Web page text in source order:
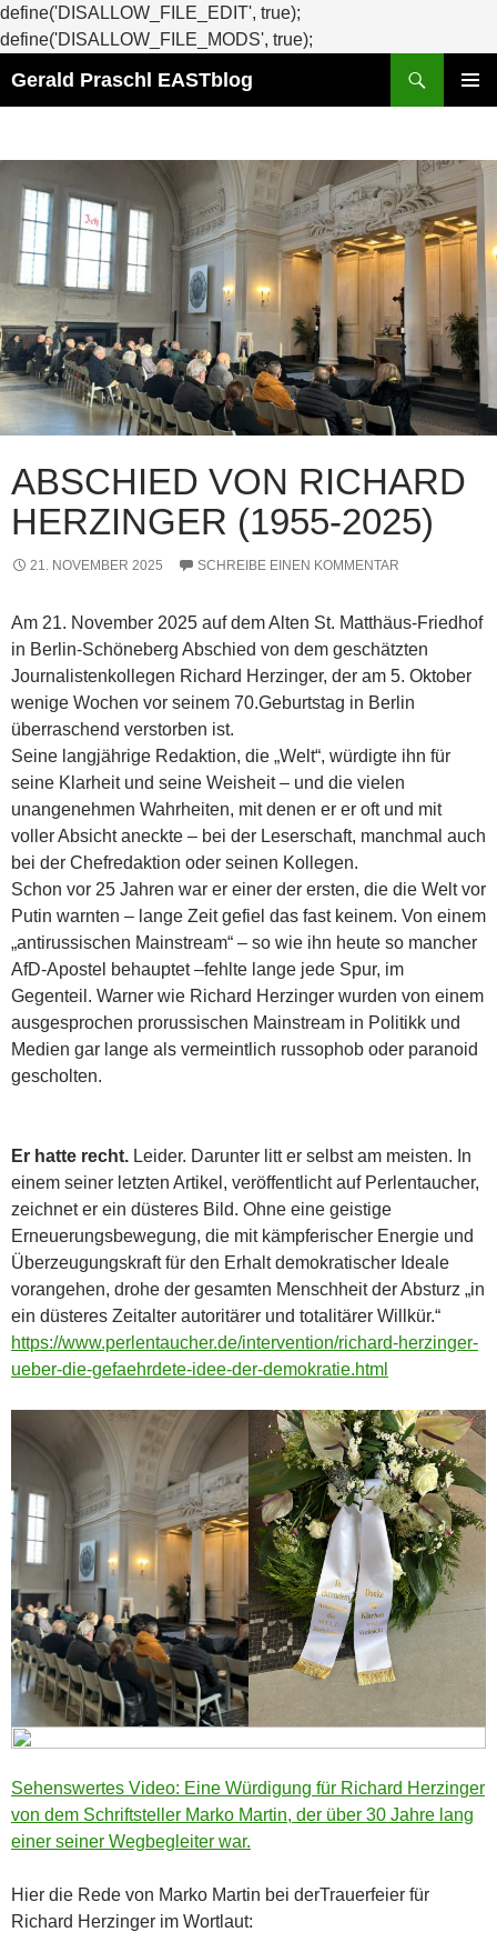
define('DISALLOW_FILE_EDIT', true);
define('DISALLOW_FILE_MODS', true);
Gerald Praschl EASTblog
ABSCHIED VON RICHARD
HERZINGER (1955-2025)
21. NOVEMBER 2025 SCHREIBE EINEN KOMMENTAR
Am 21. November 2025 auf dem Alten St. Matthäus-Friedhof
in Berlin-Schöneberg Abschied von dem geschätzten
Journalistenkollegen Richard Herzinger, der am 5. Oktober
wenige Wochen vor seinem 70.Geburtstag in Berlin
überraschend verstorben ist.
Seine langjährige Redaktion, die „Welt“, würdigte ihn für
seine Klarheit und seine Weisheit – und die vielen
unangenehmen Wahrheiten, mit denen er er oft und mit
voller Absicht aneckte – bei der Leserschaft, manchmal auch
bei der Chefredaktion oder seinen Kollegen.
Schon vor 25 Jahren war er einer der ersten, die die Welt vor
Putin warnten – lange Zeit gefiel das fast keinem. Von einem
„antirussischen Mainstream“ – so wie ihn heute so mancher
AfD-Apostel behauptet –fehlte lange jede Spur, im
Gegenteil. Warner wie Richard Herzinger wurden von einem
ausgesprochen prorussischen Mainstream in Politikk und
Medien gar lange als vermeintlich russophob oder paranoid
gescholten.
Er hatte recht. Leider. Darunter litt er selbst am meisten. In
einem seiner letzten Artikel, veröffentlicht auf Perlentaucher,
zeichnet er ein düsteres Bild. Ohne eine geistige
Erneuerungsbewegung, die mit kämpferischer Energie und
Überzeugungskraft für den Erhalt demokratischer Ideale
vorangehen, drohe der gesamten Menschheit der Absturz „in
ein düsteres Zeitalter autoritärer und totalitärer Willkür.“
https://www.perlentaucher.de/intervention/richard-herzinger-
ueber-die-gefaehrdete-idee-der-demokratie.html
Sehenswertes Video: Eine Würdigung für Richard Herzinger
von dem Schriftsteller Marko Martin, der über 30 Jahre lang
einer seiner Wegbegleiter war.
Hier die Rede von Marko Martin bei derTrauerfeier für
Richard Herzinger im Wortlaut: